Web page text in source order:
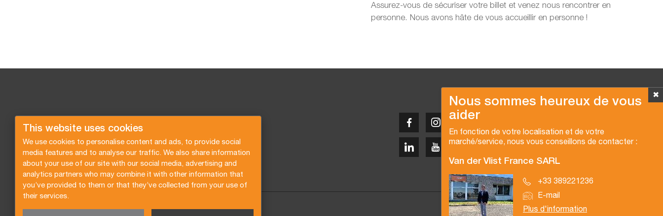
This website uses cookies
We use cookies to personalise content and ads, to provide social
media features and to analyse our traffic. We also share information
about your use of our site with our social media, advertising and
analytics partners who may combine it with other information that
you’ve provided to them or that they’ve collected from your use of
their services.
Assurez-vous de sécuriser votre billet et venez nous rencontrer en
personne. Nous avons hâte de vous accueillir en personne !
✖
Nous sommes heureux de vous
aider
En fonction de votre localisation et de votre
marché/service, nous vous conseillons de contacter :
Van der Vlist France SARL
+33 389221236
E-mail
Plus d'information